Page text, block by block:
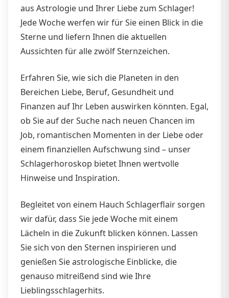
aus Astrologie und Ihrer Liebe zum Schlager!
Jede Woche werfen wir für Sie einen Blick in die
Sterne und liefern Ihnen die aktuellen
Aussichten für alle zwölf Sternzeichen.
Erfahren Sie, wie sich die Planeten in den
Bereichen Liebe, Beruf, Gesundheit und
Finanzen auf Ihr Leben auswirken könnten. Egal,
ob Sie auf der Suche nach neuen Chancen im
Job, romantischen Momenten in der Liebe oder
einem finanziellen Aufschwung sind – unser
Schlagerhoroskop bietet Ihnen wertvolle
Hinweise und Inspiration.
Begleitet von einem Hauch Schlagerflair sorgen
wir dafür, dass Sie jede Woche mit einem
Lächeln in die Zukunft blicken können. Lassen
Sie sich von den Sternen inspirieren und
genießen Sie astrologische Einblicke, die
genauso mitreißend sind wie Ihre
Lieblingsschlagerhits.